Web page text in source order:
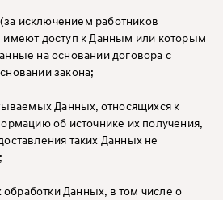
исключением работников
имеют доступ к Данным или которым
на основании договора с
закона;
Данных, относящихся к
об источнике их получения,
таких Данных не
обработки Данных, в том числе о